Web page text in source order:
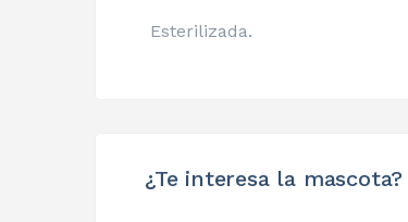
Esterilizada.
¿Te interesa la